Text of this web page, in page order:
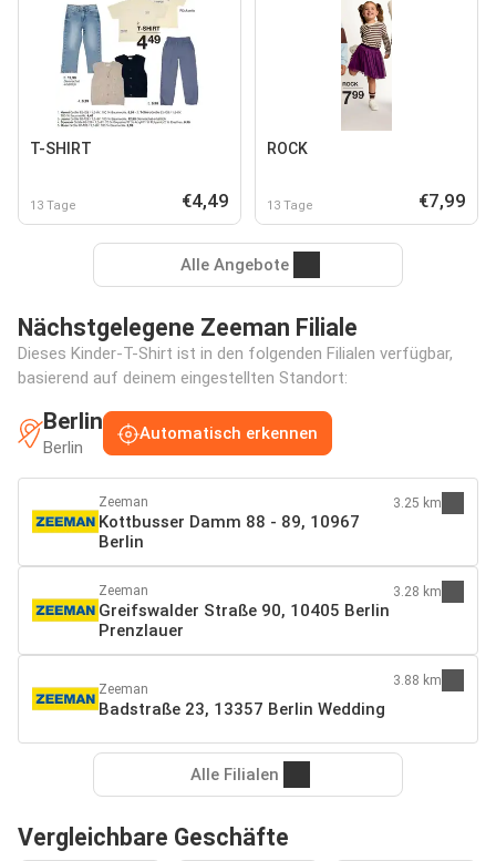
T-SHIRT
13 Tage €4,49
ROCK
13 Tage €7,99
Alle Angebote
Nächstgelegene Zeeman Filiale
Dieses Kinder-T-Shirt ist in den folgenden Filialen verfügbar,
basierend auf deinem eingestellten Standort:
Berlin
Berlin
Automatisch erkennen
Zeeman
Kottbusser Damm 88 - 89, 10967
Berlin
3.25 km
Zeeman
Greifswalder Straße 90, 10405 Berlin
Prenzlauer
3.28 km
Zeeman
Badstraße 23, 13357 Berlin Wedding
3.88 km
Alle Filialen
Vergleichbare Geschäfte